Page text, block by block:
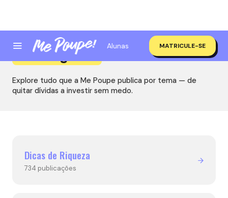
Alunas MATRICULE-SE
Categorias
Explore tudo que a Me Poupe publica por tema — de
quitar dívidas a investir sem medo.
Dicas de Riqueza
734 publicações